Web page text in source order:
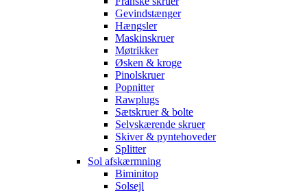
Gevindstænger
Hængsler
Maskinskruer
Møtrikker
Øsken & kroge
Pinolskruer
Popnitter
Rawplugs
Sætskruer & bolte
Selvskærende skruer
Skiver & pyntehoveder
Splitter
Sol afskærmning
Biminitop
Solsejl